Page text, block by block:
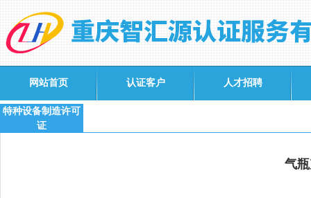
网站首页 认证客户 人才招聘
特种设备制造许可
证
气